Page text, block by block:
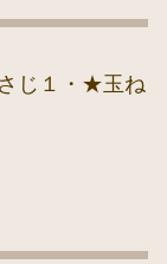
じ１・★玉ね